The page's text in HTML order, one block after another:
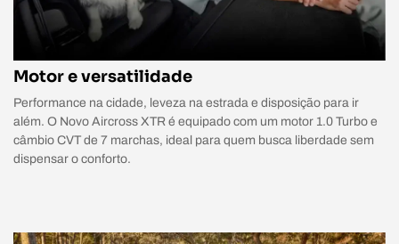
Motor e versatilidade
Performance na cidade, leveza na estrada e disposição para ir
além. O Novo Aircross XTR é equipado com um motor 1.0 Turbo e
câmbio CVT de 7 marchas, ideal para quem busca liberdade sem
dispensar o conforto.